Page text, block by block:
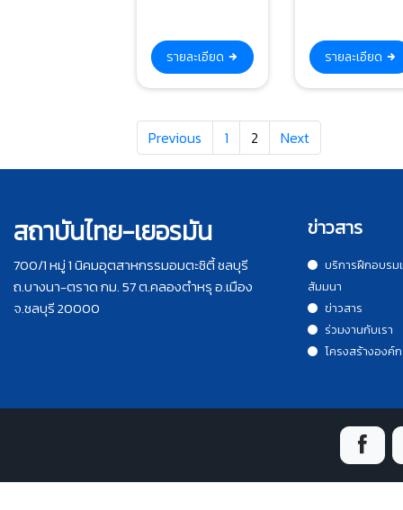
รายละเอียด รายละเอียด
Previous 1 2 Next
สถาบันไทย-เยอรมัน
700/1 หมู่ 1 นิคมอุตสาหกรรมอมตะซิตี้ ชลบุรี
ถ.บางนา-ตราด กม. 57 ต.คลองตำหรุ อ.เมือง
จ.ชลบุรี 20000
ข่าวสาร
บริการฝึกอบรม
สัมมนา
ข่าวสาร
ร่วมงานกับเรา
โครงสร้างองค์